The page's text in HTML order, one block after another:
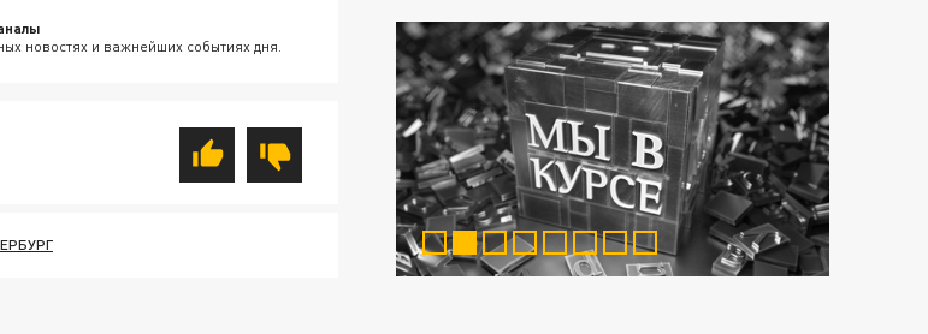
новостях и важнейших событиях дня.